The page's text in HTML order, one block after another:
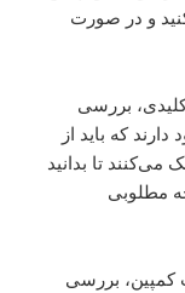
و در صورت
بررسی
که باید از
می‌کنند تا بدانید
مطلوبی
کمپین، بررسی